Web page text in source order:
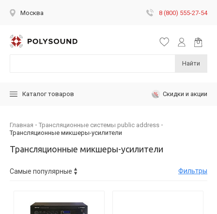
Москва 8 (800) 555-27-54
Найти
Каталог товаров Скидки и акции
Главная
Трансляционные системы public address
Трансляционные микшеры-усилители
Трансляционные микшеры-усилители
Фильтры